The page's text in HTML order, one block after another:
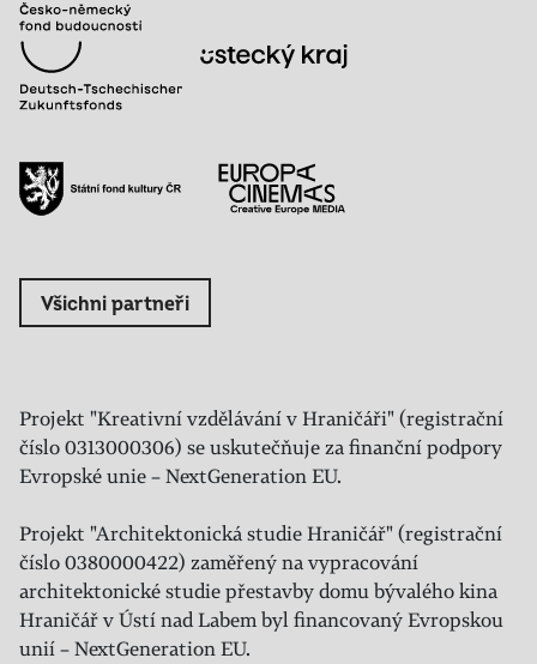
Všichni partneři
Projekt "Kreativní vzdělávání v Hraničáři" (registrační
číslo 0313000306) se uskutečňuje za finanční podpory
Evropské unie – NextGeneration EU.
Projekt "Architektonická studie Hraničář" (registrační
číslo 0380000422) zaměřený na vypracování
architektonické studie přestavby domu bývalého kina
Hraničář v Ústí nad Labem byl financovaný Evropskou
unií – NextGeneration EU.